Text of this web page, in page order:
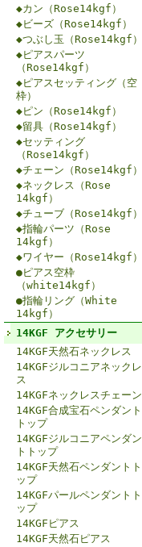
◆カン（Rose14kgf）
◆ビーズ（Rose14kgf）
◆つぶし玉（Rose14kgf）
◆ピアスパーツ
（Rose14kgf）
◆ピアスセッティング（空
枠）
◆ピン（Rose14kgf）
◆留具（Rose14kgf）
◆セッティング
（Rose14kgf）
◆チェーン（Rose14kgf）
◆ネックレス（Rose
14kgf）
◆チューブ（Rose14kgf）
◆指輪パーツ（Rose
14kgf）
◆ワイヤー（Rose14kgf）
●ピアス空枠
（white14kgf）
●指輪リング（White
14kgf）
14KGF アクセサリー
14KGF天然石ネックレス
14KGFジルコニアネックレ
ス
14KGFネックレスチェーン
14KGF合成宝石ペンダント
トップ
14KGFジルコニアペンダン
トトップ
14KGF天然石ペンダントト
ップ
14KGFパールペンダントト
ップ
14KGFピアス
14KGF天然石ピアス